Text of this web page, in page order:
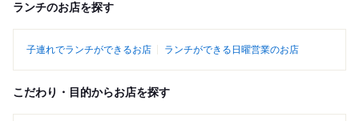
ランチのお店を探す
子連れでランチができるお店 ランチができる日曜営業のお店
こだわり・目的からお店を探す